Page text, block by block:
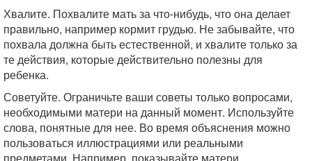
Хвалите. Похвалите мать за что-нибудь, что она делает
правильно, например кормит грудью. Не забывайте, что
похвала должна быть естественной, и хвалите только за
те действия, которые действительно полезны для
ребенка.
Советуйте. Ограничьте ваши советы только вопросами,
необходимыми матери на данный момент. Используйте
слова, понятные для нее. Во время объяснения можно
пользоваться иллюстрациями или реальными